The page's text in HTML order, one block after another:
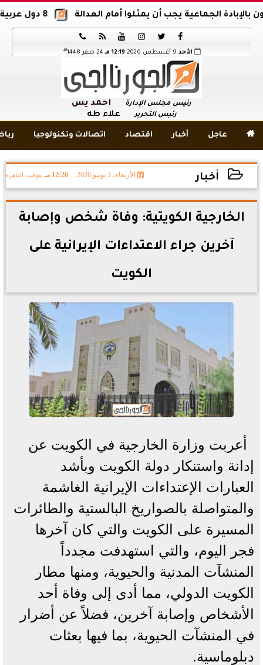
8 دول عربية وإسلامية تدين اقتحام المسجد الأقصى الجماعية يجب أن يمثلوا أمام العدالة






الأحد 12:19 مـ 24 صفر 1448 هـ
رئيس مجلس الإدارة أحمد يس
رئيس التحرير علاء طه
 عاجل أخبار اقتصاد اتصالات وتكنولوجيا
أخبار الأربعاء، 3 يونيو 2026 12:26 مـ بتوقيت القاهرة
2026-06-03 12:26:32
الخارجية الكويتية: وفاة شخص وإصابة
آخرين جراء الاعتداءات الإيرانية على
الكويت
أعربت وزارة الخارجية في الكويت عن
إدانة واستنكار دولة الكويت وبأشد
العبارات الإعتداءات الإيرانية الغاشمة
والمتواصلة بالصواريخ البالستية والطائرات
المسيرة على الكويت والتي كان آخرها
فجر اليوم، والتي استهدفت مجدداً
المنشآت المدنية والحيوية، ومنها مطار
الكويت الدولي، مما أدى إلى وفاة أحد
الأشخاص وإصابة آخرين، فضلاً عن أضرار
في المنشآت الحيوية، بما فيها بعثات
دبلوماسية.